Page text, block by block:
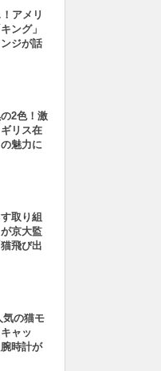
アメリ
ング」
ジが話
2色！激
リス在
魅力に
取り組
京大監
飛び出
気の猫モ
ャッ
時計が